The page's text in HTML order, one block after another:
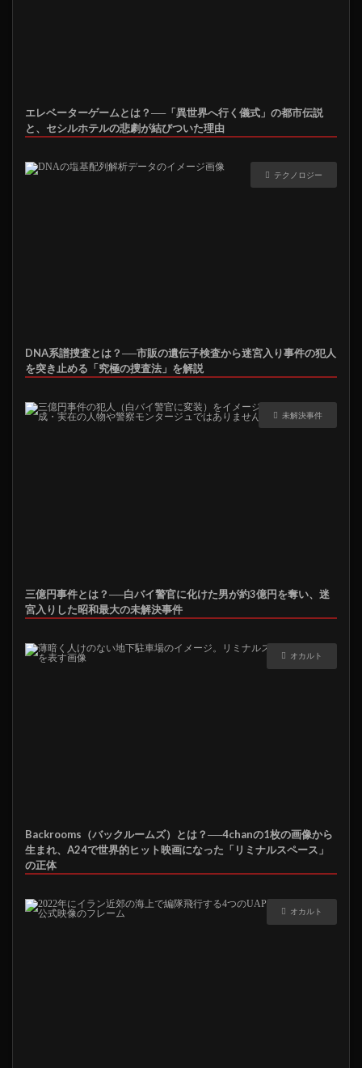
エレベーターゲームとは？──「異世界へ行く儀式」の都市伝説
と、セシルホテルの悲劇が結びついた理由
テクノロジー
DNA系譜捜査とは？──市販の遺伝子検査から迷宮入り事件の犯人
を突き止める「究極の捜査法」を解説
未解決事件
三億円事件とは？──白バイ警官に化けた男が約3億円を奪い、迷
宮入りした昭和最大の未解決事件
オカルト
Backrooms（バックルームズ）とは？──4chanの1枚の画像から
生まれ、A24で世界的ヒット映画になった「リミナルスペース」
の正体
オカルト